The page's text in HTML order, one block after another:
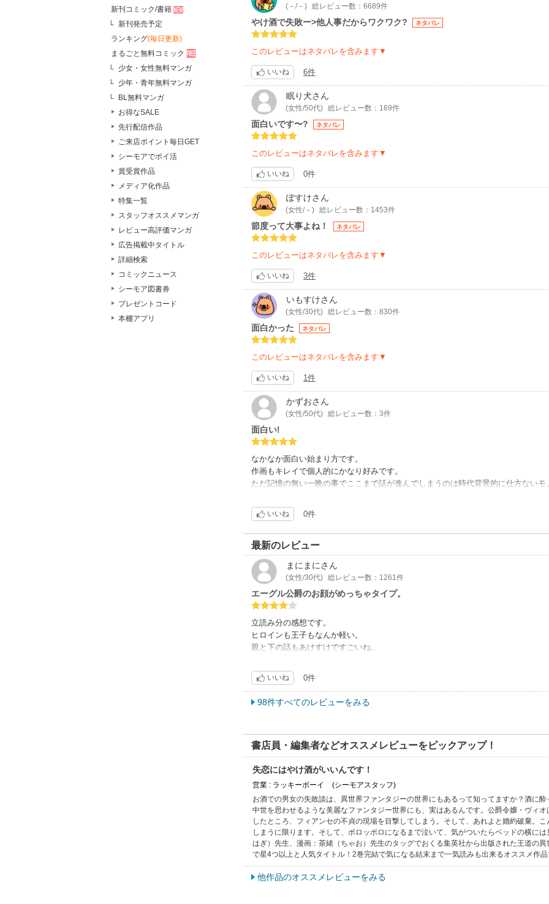
新刊コミック/書籍
新刊発売予定
ランキング(毎日更新)
まるごと無料コミック
少女・女性無料マンガ
少年・青年無料マンガ
BL無料マンガ
お得なSALE
先行配信作品
ご来店ポイント毎日GET
シーモアでポイ活
賞受賞作品
メディア化作品
特集一覧
スタッフオススメマンガ
レビュー高評価マンガ
広告掲載中タイトル
詳細検索
コミックニュース
シーモア図書券
プレゼントコード
本棚アプリ
(－/－) 総レビュー数：6689件
やけ酒で失敗ー>他人事だからワクワク? ネタバレ
このレビューはネタバレを含みます▼
いいね 6件
眠り犬さん
(女性/50代) 総レビュー数：169件
面白いです〜? ネタバレ
このレビューはネタバレを含みます▼
いいね 0件
ぽすけさん
(女性/－) 総レビュー数：1453件
節度って大事よね！ ネタバレ
このレビューはネタバレを含みます▼
いいね 3件
いもすけさん
(女性/30代) 総レビュー数：830件
面白かった ネタバレ
このレビューはネタバレを含みます▼
いいね 1件
かずおさん
(女性/50代) 総レビュー数：3件
面白い!
なかなか面白い始まり方です。
作画もキレイで個人的にかなり好みです。
ただ記憶の無い一晩の事でここまで話が進んでしまうのは時代背景的に仕方ない
まだ１巻なので、これからの展開が楽しみです!
いいね 0件
最新のレビュー
まにまに さん
(女性/30代) 総レビュー数：1261件
エーグル公爵のお顔がめっちゃタイプ。
立読み分の感想です。
ヒロインも王子もなんか軽い。
親と下の話もあけすけですごいね。
他のちゃらんぽらんな登場人物達と違って
まじめで素敵な人だから見てて落ち着く。
エーグル公爵目当てで続きを見たいと思いました。
いいね 0件
98件すべてのレビューをみる
書店員・編集者などオススメレビューをピックアップ！
失恋にはやけ酒がいいんです！
営業 : ラッキーボーイ
(シーモアスタッフ)
お酒での男女の失敗談は、異世界ファンタジーの世界にもあるって知ってますか？酒に
中世を思わせるような美麗なファンタジー世界にも、実はあるんです。公爵令嬢・ヴィ
したところ、フィアンセの不貞の現場を目撃してしまう。そして、あれよと婚約破棄。
しまうに限ります。そして、ボロッボロになるまで泣いて、気がついたらベッドの横に
はぎ）先生、漫画：茶緒（ちゃお）先生のタッグでおくる集英社から出版された王道の
で星4つ以上と人気タイトル！2巻完結で気になる結末まで一気読みも出来るオススメ作品
他作品のオススメレビューをみる